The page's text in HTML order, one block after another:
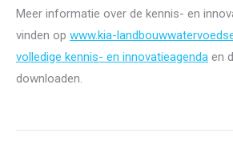
Meer informatie over de kennis- en
vinden op www.kia-
volledige kennis- en innovatieagenda en
downloaden.